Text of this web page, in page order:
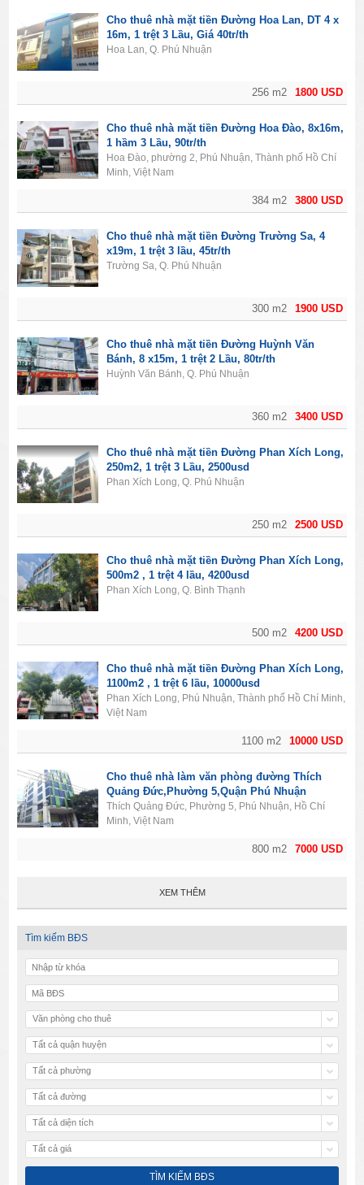
1800 USD
256 m2
Cho thuê nhà mặt tiền Đường Hoa Lan, DT 4 x
16m, 1 trệt 3 Lầu, Giá 40tr/th
Hoa Lan, Q. Phú Nhuận
3800 USD
384 m2
Cho thuê nhà mặt tiền Đường Hoa Đào, 8x16m,
1 hầm 3 Lầu, 90tr/th
Hoa Đào, phường 2, Phú Nhuận, Thành phố Hồ Chí
Minh, Việt Nam
1900 USD
300 m2
Cho thuê nhà mặt tiền Đường Trường Sa, 4
x19m, 1 trệt 3 lầu, 45tr/th
Trường Sa, Q. Phú Nhuận
3400 USD
360 m2
Cho thuê nhà mặt tiền Đường Huỳnh Văn
Bánh, 8 x15m, 1 trệt 2 Lầu, 80tr/th
Huỳnh Văn Bánh, Q. Phú Nhuận
2500 USD
250 m2
Cho thuê nhà mặt tiền Đường Phan Xích Long,
250m2, 1 trệt 3 Lầu, 2500usd
Phan Xích Long, Q. Phú Nhuận
4200 USD
500 m2
Cho thuê nhà mặt tiền Đường Phan Xích Long,
500m2 , 1 trệt 4 lầu, 4200usd
Phan Xích Long, Q. Bình Thạnh
10000 USD
1100 m2
Cho thuê nhà mặt tiền Đường Phan Xích Long,
1100m2 , 1 trệt 6 lầu, 10000usd
Phan Xích Long, Phú Nhuận, Thành phố Hồ Chí Minh,
Việt Nam
7000 USD
800 m2
Cho thuê nhà làm văn phòng đường Thích
Quảng Đức,Phường 5,Quận Phú Nhuận
Thích Quảng Đức, Phường 5, Phú Nhuận, Hồ Chí
Minh, Việt Nam
XEM THÊM
Tìm kiếm BĐS
Văn phòng cho thuê
Tất cả quận huyện
Tất cả phường
Tất cả đường
Tất cả diện tích
Tất cả giá